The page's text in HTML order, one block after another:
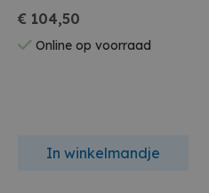
€ 104,50
Online op voorraad
In winkelmandje